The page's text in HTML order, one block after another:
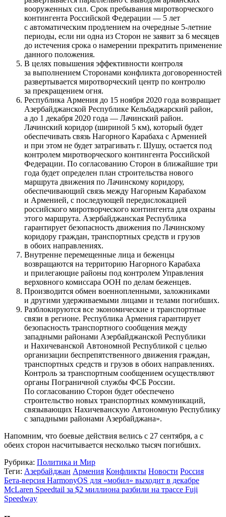
вооруженных сил. Срок пребывания миротворческого
контингента Российской Федерации — 5 лет
с автоматическим продлением на очередные 5-летние
периоды, если ни одна из Сторон не заявит за 6 месяцев
до истечения срока о намерении прекратить применение
данного положения.
В целях повышения эффективности контроля
за выполнением Сторонами конфликта договоренностей
развертывается миротворческий центр по контролю
за прекращением огня.
Республика Армения до 15 ноября 2020 года возвращает
Азербайджанской Республике Кельбаджарский район,
а до 1 декабря 2020 года — Лачинский район.
Лачинский коридор (шириной 5 км), который будет
обеспечивать связь Нагорного Карабаха с Арменией
и при этом не будет затрагивать г. Шушу, остается под
контролем миротворческого контингента Российской
Федерации. По согласованию Сторон в ближайшие три
года будет определен план строительства нового
маршрута движения по Лачинскому коридору,
обеспечивающий связь между Нагорным Карабахом
и Арменией, с последующей передислокацией
российского миротворческого контингента для охраны
этого маршрута. Азербайджанская Республика
гарантирует безопасность движения по Лачинскому
коридору граждан, транспортных средств и грузов
в обоих направлениях.
Внутренне перемещенные лица и беженцы
возвращаются на территорию Нагорного Карабаха
и прилегающие районы под контролем Управления
верховного комиссара ООН по делам беженцев.
Производится обмен военнопленными, заложниками
и другими удерживаемыми лицами и телами погибших.
Разблокируются все экономические и транспортные
связи в регионе. Республика Армения гарантирует
безопасность транспортного сообщения между
западными районами Азербайджанской Республики
и Нахичеванской Автономной Республикой с целью
организации беспрепятственного движения граждан,
транспортных средств и грузов в обоих направлениях.
Контроль за транспортным сообщением осуществляют
органы Пограничной службы ФСБ России.
По согласованию Сторон будет обеспечено
строительство новых транспортных коммуникаций,
связывающих Нахичеванскую Автономную Республику
с западными районами Азербайджана».
Напомним, что боевые действия велись с 27 сентября, а с
обеих сторон насчитывается несколько тысяч погибших.
Рубрика: Политика и Мир
Теги: Азербайджан Армения Конфликты Новости Россия
Бета-версия HarmonyOS для «мобил» выходит в декабре
McLaren Speedtail за $2 миллиона разбили на трассе Fuji
Speedway